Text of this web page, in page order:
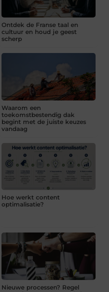
Ontdek de Franse taal en
cultuur en houd je geest
scherp
Waarom een
toekomstbestendig dak
begint met de juiste keuzes
vandaag
Hoe werkt content
optimalisatie?
Nieuwe processen? Regel